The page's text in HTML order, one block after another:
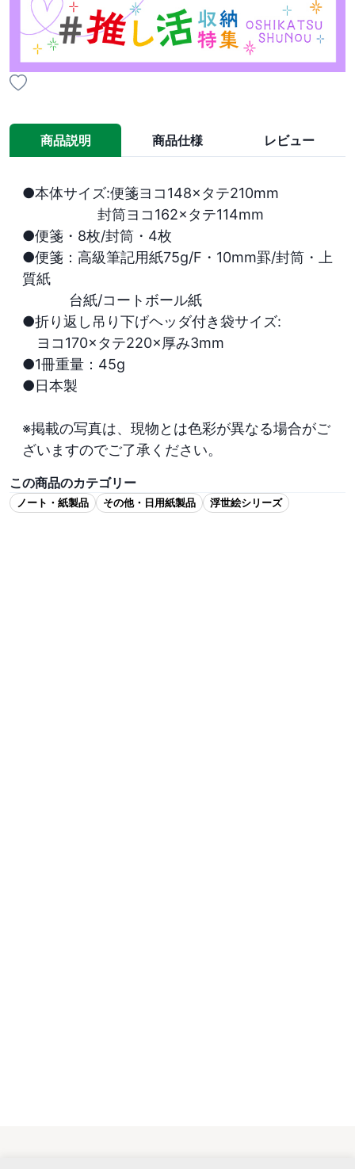
商品説明 商品仕様 レビュー
●本体サイズ:便箋ヨコ148×タテ210mm
封筒ヨコ162×タテ114mm
●便箋・8枚/封筒・4枚
●便箋：高級筆記用紙75g/F・10mm罫/封筒・上
質紙
台紙/コートボール紙
●折り返し吊り下げヘッダ付き袋サイズ:
ヨコ170×タテ220×厚み3mm
●1冊重量：45g
●日本製
※掲載の写真は、現物とは色彩が異なる場合がご
ざいますのでご了承ください。
この商品のカテゴリー
ノート・紙製品 その他・日用紙製品 浮世絵シリーズ